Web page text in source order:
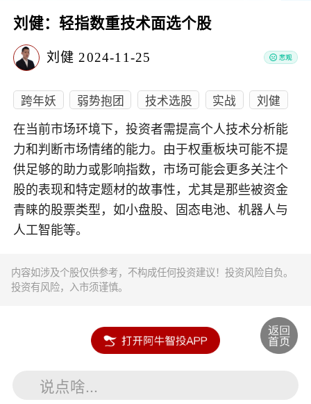
刘健：轻指数重技术面选个股
刘健 2024-11-25
跨年妖 弱势抱团 技术选股 实战 刘健
在当前市场环境下，投资者需提高个人技术分析能
力和判断市场情绪的能力。由于权重板块可能不提
供足够的助力或影响指数，市场可能会更多关注个
股的表现和特定题材的故事性，尤其是那些被资金
青睐的股票类型，如小盘股、固态电池、机器人与
人工智能等。
内容如涉及个股仅供参考，不构成任何投资建议！投资风险自负。
投资有风险，入市须谨慎。
说点啥...